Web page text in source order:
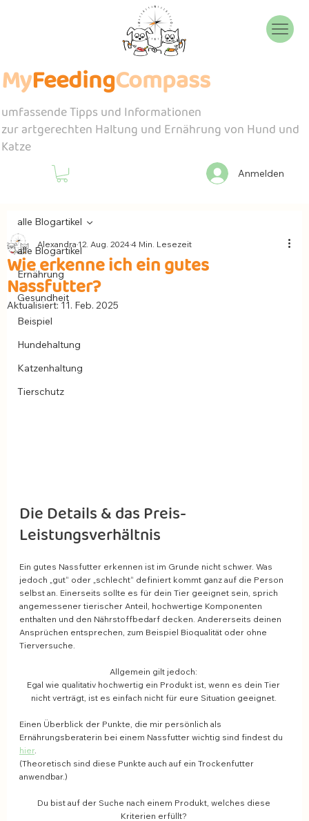
MyFeedingCompass
umfassende Tipps und Informationen
zur artgerechten Haltung und Ernährung von Hund und
Katze
Anmelden
alle Blogartikel
Ernährung
Gesundheit
Beispiel
Hundehaltung
Katzenhaltung
Tierschutz
alle Blogartikel
Wie erkenne ich ein gutes
Nassfutter?
Alexandra 12. Aug. 20244 Min. Lesezeit
Aktualisiert:11. Feb. 2025
Die Details & das Preis-
Leistungsverhältnis
Ein gutes Nassfutter erkennen ist im Grunde nicht schwer. Was
jedoch „gut“ oder „schlecht“ definiert kommt ganz auf die Person
selbst an. Einerseits sollte es für dein Tier geeignet sein, sprich
angemessener tierischer Anteil, hochwertige Komponenten
enthalten und den Nährstoffbedarf decken. Andererseits deinen
Ansprüchen entsprechen, zum Beispiel Bioqualität oder ohne
Tierversuche.
Allgemein gilt jedoch:
Egal wie qualitativ hochwertig ein Produkt ist, wenn es dein Tier
nicht verträgt, ist es einfach nicht für eure Situation geeignet.
Einen Überblick der Punkte, die mir persönlich als
Ernährungsberaterin bei einem Nassfutter wichtig sind findest du
hier.
(Theoretisch sind diese Punkte auch auf ein Trockenfutter
anwendbar.)
Du bist auf der Suche nach einem Produkt, welches diese
Kriterien erfüllt?